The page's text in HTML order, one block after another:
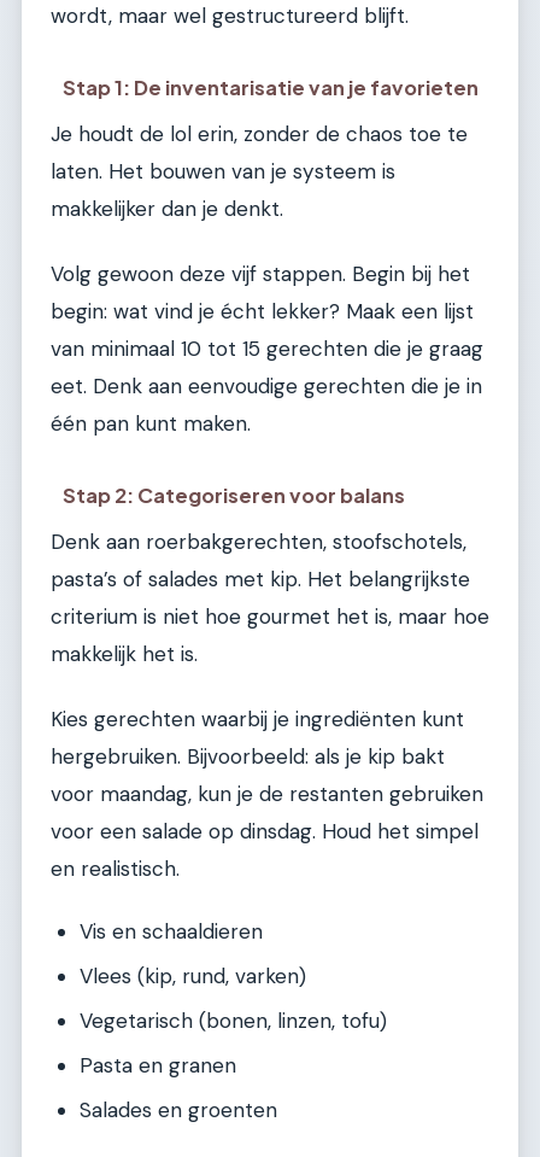
wordt, maar wel gestructureerd blijft.
Stap 1: De inventarisatie van je favorieten
Je houdt de lol erin, zonder de chaos toe te
laten. Het bouwen van je systeem is
makkelijker dan je denkt.
Volg gewoon deze vijf stappen. Begin bij het
begin: wat vind je écht lekker? Maak een lijst
van minimaal 10 tot 15 gerechten die je graag
eet. Denk aan eenvoudige gerechten die je in
één pan kunt maken.
Stap 2: Categoriseren voor balans
Denk aan roerbakgerechten, stoofschotels,
pasta’s of salades met kip. Het belangrijkste
criterium is niet hoe gourmet het is, maar hoe
makkelijk het is.
Kies gerechten waarbij je ingrediënten kunt
hergebruiken. Bijvoorbeeld: als je kip bakt
voor maandag, kun je de restanten gebruiken
voor een salade op dinsdag. Houd het simpel
en realistisch.
Vis en schaaldieren
Vlees (kip, rund, varken)
Vegetarisch (bonen, linzen, tofu)
Pasta en granen
Salades en groenten